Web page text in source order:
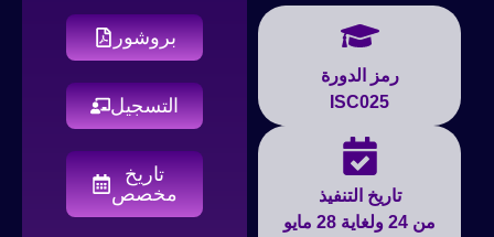
رمز الدورة
ISC025
تاريخ التنفيذ
من 24 ولغاية 28 مايو
بروشور
التسجيل
تاريخ
مخصص